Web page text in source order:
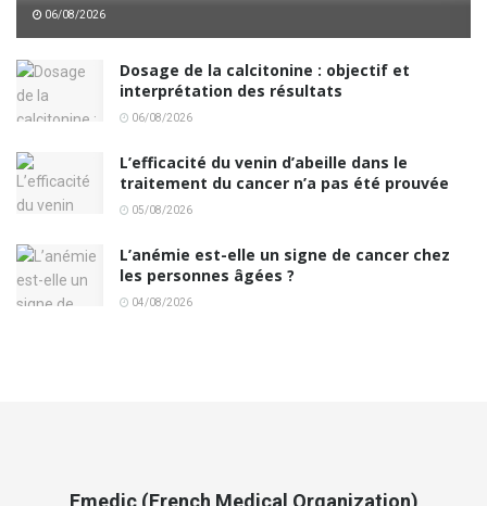
06/08/2026
Dosage de la calcitonine : objectif et
interprétation des résultats
06/08/2026
L’efficacité du venin d’abeille dans le
traitement du cancer n’a pas été prouvée
05/08/2026
L’anémie est-elle un signe de cancer chez
les personnes âgées ?
04/08/2026
Fmedic (French Medical Organization)